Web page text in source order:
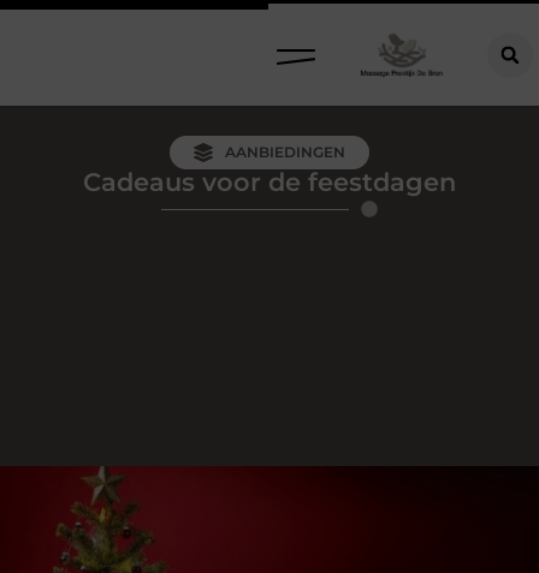
AANBIEDINGEN
Cadeaus voor de feestdagen